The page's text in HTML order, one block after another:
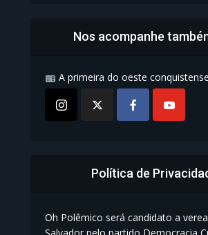
Nos acompanhe
A primeira do oeste
Política de
Oh Polêmico será candidato a